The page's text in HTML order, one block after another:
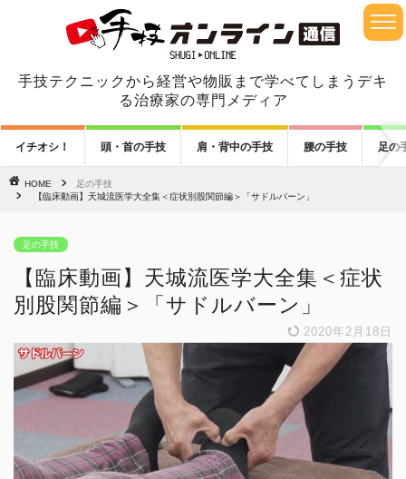
手技テクニックから経営や物販まで学べてしまうデキ
る治療家の専門メディア
イチオシ！ 頭・首の手技 肩・背中の手技 腰の手技 足の
HOME
足の手技
【臨床動画】天城流医学大全集＜症状別股関節編＞「サドルバーン」
足の手技
【臨床動画】天城流医学大全集＜症状
別股関節編＞「サドルバーン」
2020年2月18日